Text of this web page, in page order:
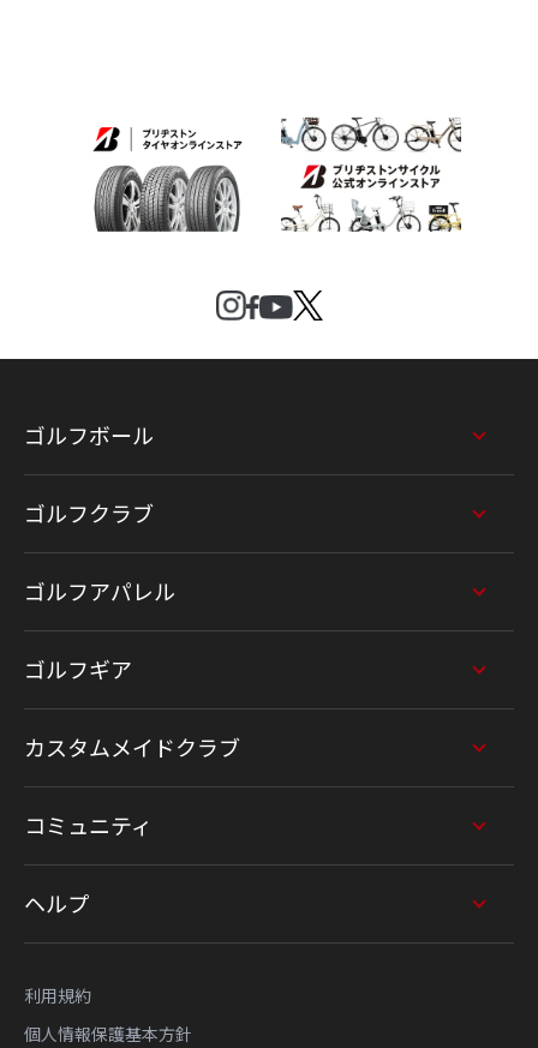
ゴルフボール
ゴルフクラブ
ゴルフアパレル
ゴルフギア
カスタムメイドクラブ
コミュニティ
ヘルプ
利用規約
個人情報保護基本方針